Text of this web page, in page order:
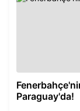
Paraguay'da!